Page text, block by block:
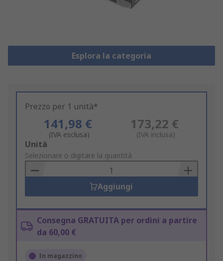
Esplora la categoria
Prezzo per 1 unità*
141,98 €
(IVA esclusa)
173,22 €
(IVA inclusa)
Add
to
Basket
Unità
Selezionare o digitare la quantità
Aggiungi
Consegna GRATUITA per ordini a partire
da 60,00 €
In magazzino